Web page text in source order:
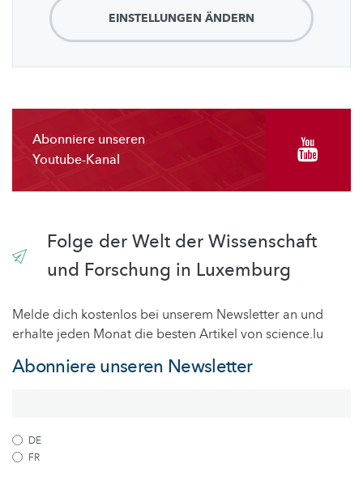
EINSTELLUNGEN ÄNDERN
Abonniere unseren
Youtube-Kanal
Folge der Welt der Wissenschaft
und Forschung in Luxemburg
Melde dich kostenlos bei unserem Newsletter an und
erhalte jeden Monat die besten Artikel von science.lu
Abonniere unseren Newsletter
DE
FR